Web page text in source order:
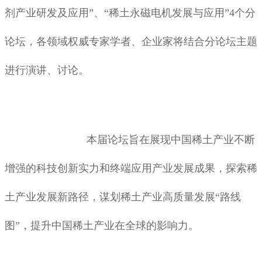
剂产业研发及应用”、“稀土永磁电机发展与应用”4个分
论坛，各领域权威专家学者、企业家将结合分论坛主题
进行演讲、讨论。
本届论坛旨在展现中国稀土产业不断
增强的科技创新实力和终端应用产业发展成果，探索稀
土产业发展新路径，谋划稀土产业高质量发展“路线
图”，提升中国稀土产业在全球的影响力。